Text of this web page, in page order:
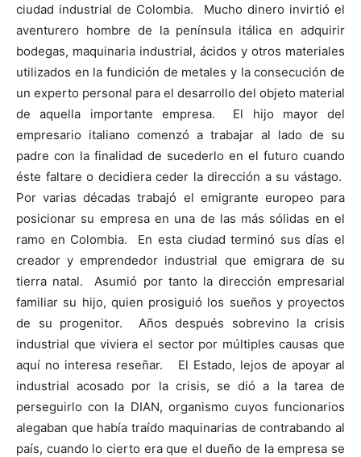
ciudad industrial de Colombia. Mucho dinero invirtió el
aventurero hombre de la península itálica en adquirir
bodegas, maquinaria industrial, ácidos y otros materiales
utilizados en la fundición de metales y la consecución de
un experto personal para el desarrollo del objeto material
de aquella importante empresa. El hijo mayor del
empresario italiano comenzó a trabajar al lado de su
padre con la finalidad de sucederlo en el futuro cuando
éste faltare o decidiera ceder la dirección a su vástago.
Por varias décadas trabajó el emigrante europeo para
posicionar su empresa en una de las más sólidas en el
ramo en Colombia. En esta ciudad terminó sus días el
creador y emprendedor industrial que emigrara de su
tierra natal. Asumió por tanto la dirección empresarial
familiar su hijo, quien prosiguió los sueños y proyectos
de su progenitor. Años después sobrevino la crisis
industrial que viviera el sector por múltiples causas que
aquí no interesa reseñar. El Estado, lejos de apoyar al
industrial acosado por la crisis, se dió a la tarea de
perseguirlo con la DIAN, organismo cuyos funcionarios
alegaban que había traído maquinarias de contrabando al
país, cuando lo cierto era que el dueño de la empresa se